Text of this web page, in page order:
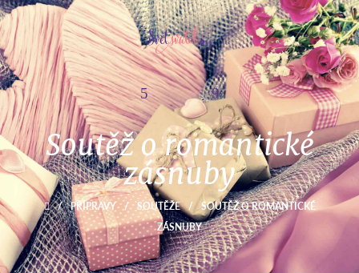
Soutěž o romantické
zásnuby
/ PŘÍPRAVY / SOUTĚŽE /
SOUTĚŽ O ROMANTICKÉ
ZÁSNUBY